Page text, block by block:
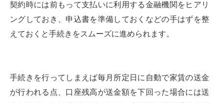
契約時には前もって支払いに利用する金融機関をヒアリ
ングしておき、申込書を準備しておくなどの手はずを整
えておくと手続きをスムーズに進められます。
手続きを行ってしまえば毎月所定日に自動で家賃の送金
が行われる点、口座残高が送金額を下回った場合には送